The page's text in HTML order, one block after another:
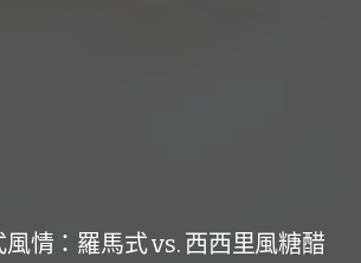
情：羅馬式 vs. 西西里風糖醋